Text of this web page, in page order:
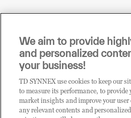
Sei un rivenditore di tecnologia
i prodotti o le soluzioni
CLICCA QUI E
CLIENTE TD
We aim to provide
and personalized
your business!
TD SYNNEX use cookies to keep our
to measure its performance, to provide
market insights and improve your
any relevant contents and